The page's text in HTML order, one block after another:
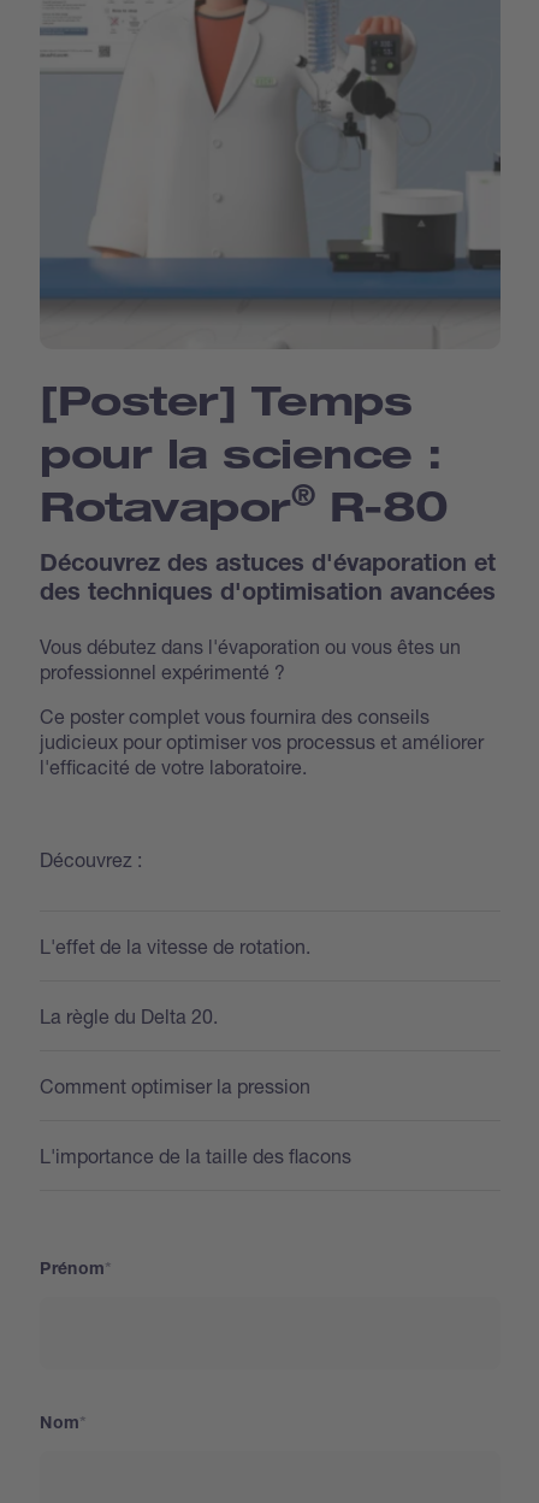
[Poster] Temps
pour la science :
Rotavapor®R-80
Découvrez des astuces d'évaporation et
des techniques d'optimisation avancées
Vous débutez dans l'évaporation ou vous êtes un
professionnel expérimenté ?
Ce poster complet vous fournira des conseils
judicieux pour optimiser vos processus et améliorer
l'efficacité de votre laboratoire.
Découvrez :
L'effet de la vitesse de rotation.
La règle du Delta 20.
Comment optimiser la pression
L'importance de la taille des flacons
Prénom
Nom